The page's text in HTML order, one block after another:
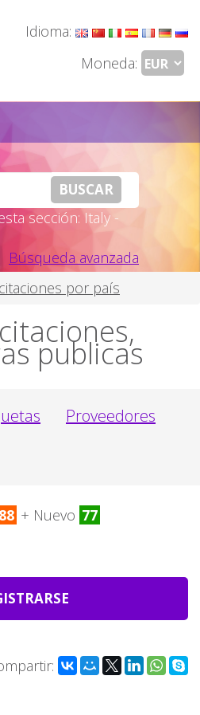
Idioma:
Moneda:
sección: Italy -
Búsqueda avanzada
por país
publicas
Proveedores
+ Nuevo 77